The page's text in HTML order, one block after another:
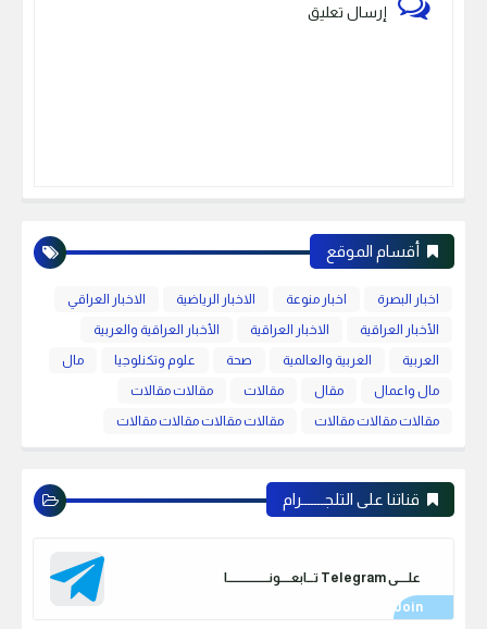
إرسال تعليق
أقسام الموقع
اخبار البصرة اخبار منوعة الاخبار الرياضية
الاخبار العراقي
الأخبار العراقية
الاخبار العراقية
الأخبار العراقية والعربية
العربية
العربية والعالمية صحة علوم وتكنلوجيا
مال
مال واعمال
مقال مقالات
مقالات مقالات
مقالات مقالات مقالات
مقالات مقالات مقالات مقالات
قناتنا على التلجـــــــرام
علـــــى Telegram تـــابعـــــونـــــــــــــــــــا